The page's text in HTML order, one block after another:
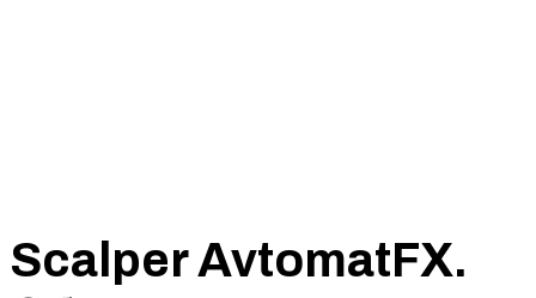
Scalper AvtomatFX.